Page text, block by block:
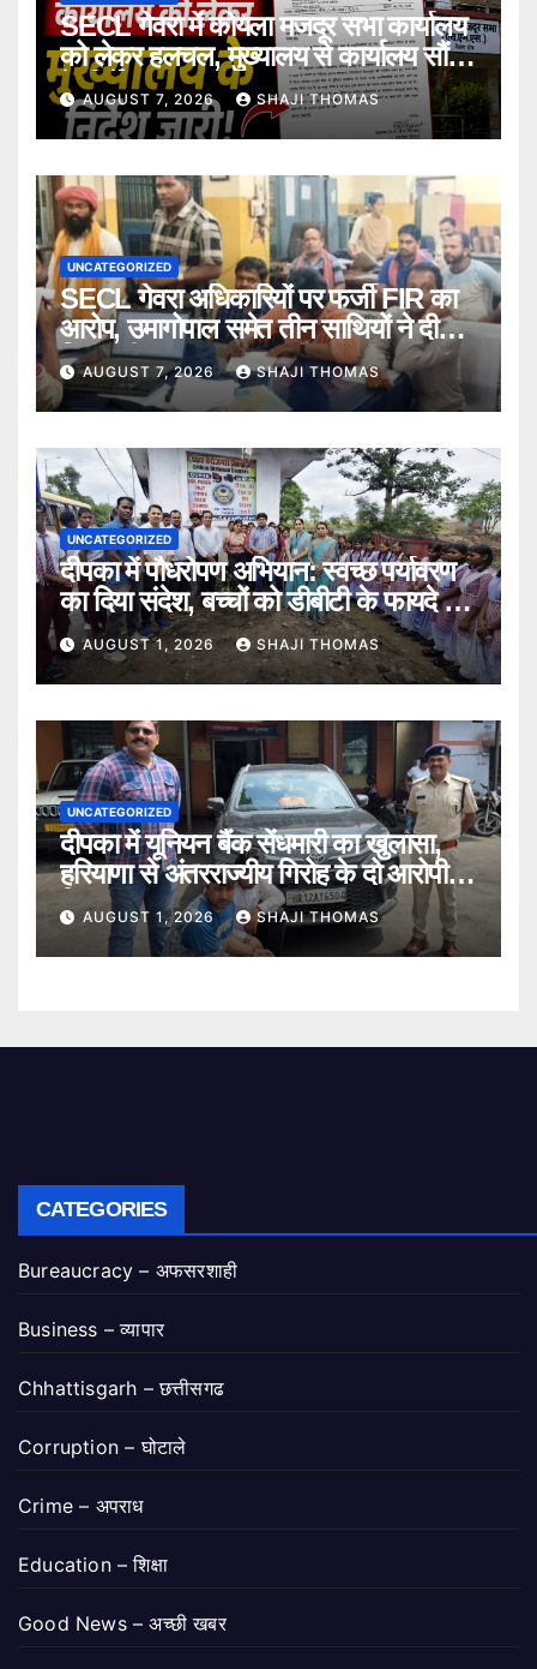
SECL गेवरा में कोयला मजदूर सभा कार्यालय
को लेकर हलचल, मुख्यालय से कार्यालय सौंपने
के निर्देश।
AUGUST 7, 2026 SHAJI THOMAS
UNCATEGORIZED
SECL गेवरा अधिकारियों पर फर्जी FIR का
आरोप, उमागोपाल समेत तीन साथियों ने दी
गिरफ्तारी।
AUGUST 7, 2026 SHAJI THOMAS
UNCATEGORIZED
दीपका में पौधरोपण अभियान: स्वच्छ पर्यावरण
का दिया संदेश, बच्चों को डीबीटी के फायदे भी
बताए।
AUGUST 1, 2026 SHAJI THOMAS
UNCATEGORIZED
दीपका में यूनियन बैंक सेंधमारी का खुलासा,
हरियाणा से अंतरराज्यीय गिरोह के दो आरोपी
गिरफ्तार।
AUGUST 1, 2026 SHAJI THOMAS
CATEGORIES
Bureaucracy – अफसरशाही
Business – व्यापार
Chhattisgarh – छत्तीसगढ
Corruption – घोटाले
Crime – अपराध
Education – शिक्षा
Good News – अच्छी खबर